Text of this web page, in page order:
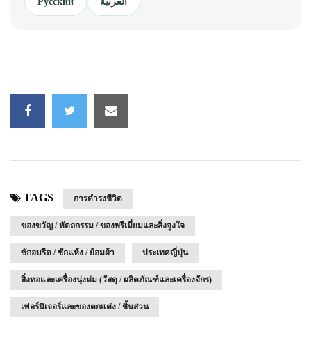
TAGS การดำรงชีวิต
ของขวัญ / หัตถกรรม / ของพรีเมี่ยมและสิ่งจูงใจ
ซักอบรีด / ซักแห้ง / ย้อมผ้า ประเทศญี่ปุ่น
สิ่งทอและเครื่องนุ่งห่ม (วัสดุ / ผลิตภัณฑ์และเครื่องจักร)
เฟอร์นิเจอร์และของตกแต่ง / ชิ้นส่วน